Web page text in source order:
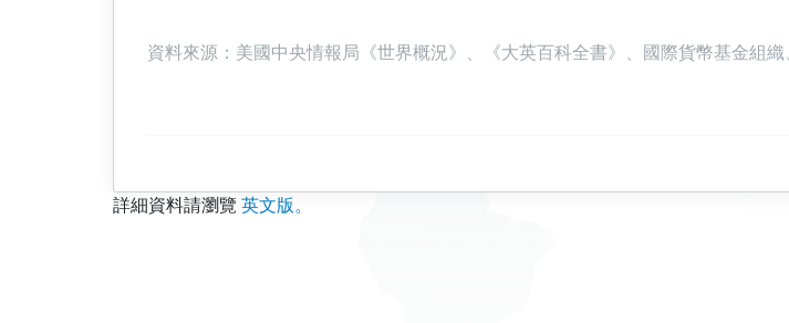
資料來源：美國中央情報局《世界概況》、《大英百科全書》、國際貨幣基金組
詳細資料請瀏覽 英文版。